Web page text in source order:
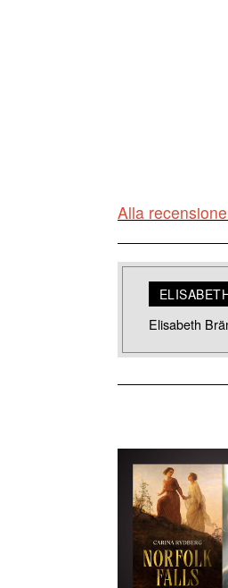
Alla
Elisabeth